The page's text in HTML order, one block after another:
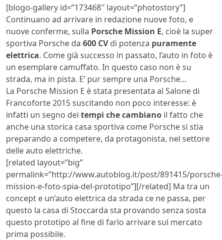
[blogo-gallery id=”173468″ layout=”photostory”]
Continuano ad arrivare in redazione nuove foto, e
nuove conferme, sulla Porsche Mission E, cioè la super
sportiva Porsche da 600 CVdi potenza puramente
elettrica. Come già successo in passato, l’auto in foto è
un esemplare camuffato. In questo caso non è su
strada, ma in pista. E’ pur sempre una Porsche…
La Porsche Mission E è stata presentata al Salone di
Francoforte 2015 suscitando non poco interesse: è
infatti un segno dei tempi che cambiano il fatto che
anche una storica casa sportiva come Porsche si stia
preparando a competere, da protagonista, nel settore
delle auto elettriche.
[related layout=”big”
permalink=”http://www.autoblog.it/post/891415/
mission-e-foto-spia-del-prototipo”][/related] Ma tra un
concept e un’auto elettrica da strada ce ne passa, per
questo la casa di Stoccarda sta provando senza sosta
questo prototipo al fine di farlo arrivare sul mercato
prima possibile.